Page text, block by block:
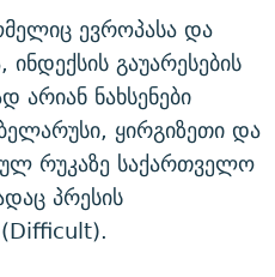
ევროპასა და
გაუარესების
არიან ნახსენები
ყირგიზეთი და
რუკაზე საქართველო
პრესის